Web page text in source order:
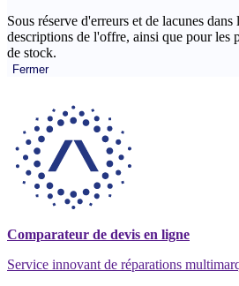
Sous réserve d'erreurs et de lacunes
descriptions de l'offre, ainsi que pour les
de stock.
Fermer
Comparateur de devis en ligne
Service innovant de réparations